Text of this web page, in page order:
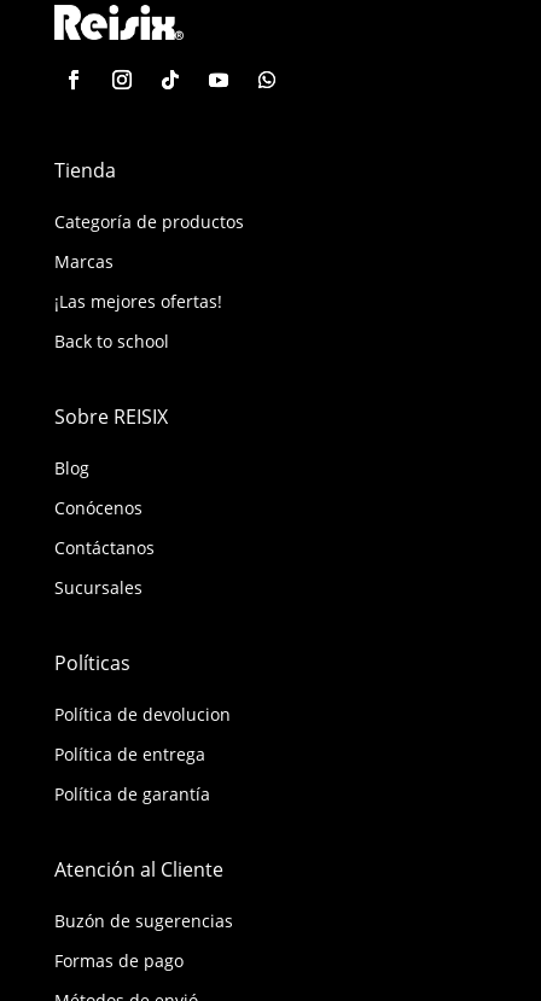
Tienda
Categoría de productos
Marcas
¡Las mejores ofertas!
Back to school
Sobre REISIX
Blog
Conócenos
Contáctanos
Sucursales
Políticas
Política de devolucion
Política de entrega
Política de garantía
Atención al Cliente
Buzón de sugerencias
Formas de pago